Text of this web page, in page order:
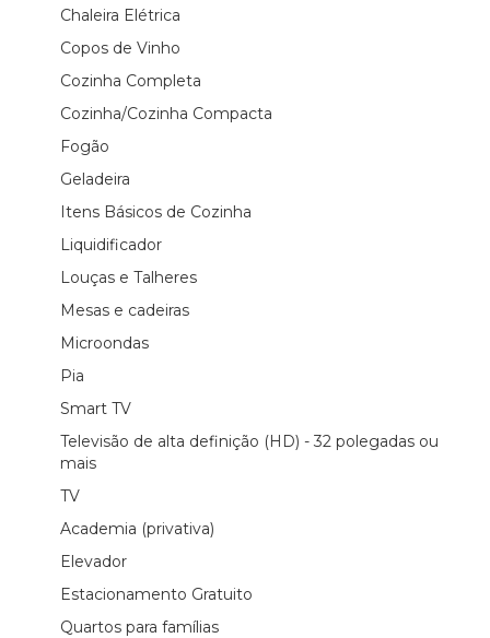
Chaleira Elétrica
Copos de Vinho
Cozinha Completa
Cozinha/Cozinha Compacta
Fogão
Geladeira
Itens Básicos de Cozinha
Liquidificador
Louças e Talheres
Mesas e cadeiras
Microondas
Pia
Smart TV
Televisão de alta definição (HD) - 32 polegadas ou
mais
TV
Academia (privativa)
Elevador
Estacionamento Gratuito
Quartos para famílias